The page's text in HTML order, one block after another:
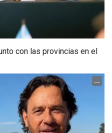
con las provincias en el
...